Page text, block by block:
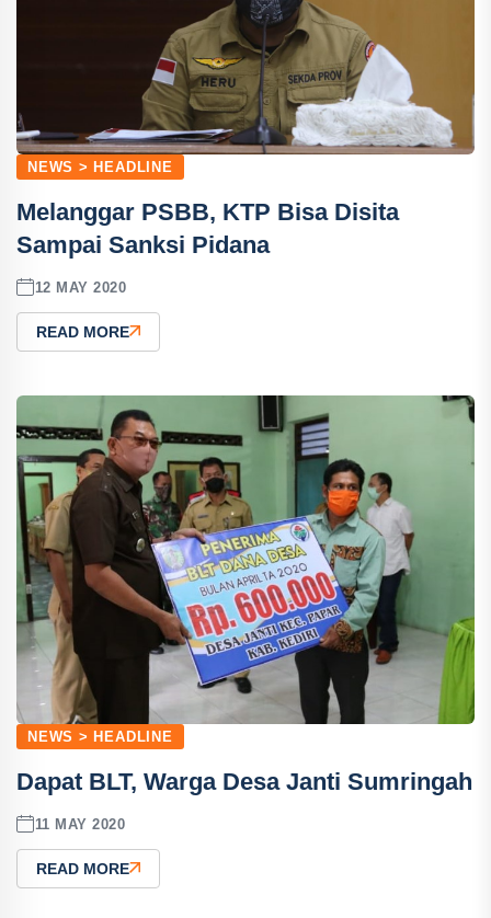
NEWS > HEADLINE
Melanggar PSBB, KTP Bisa Disita
Sampai Sanksi Pidana
12 MAY 2020
READ MORE
NEWS > HEADLINE
Dapat BLT, Warga Desa Janti Sumringah
11 MAY 2020
READ MORE